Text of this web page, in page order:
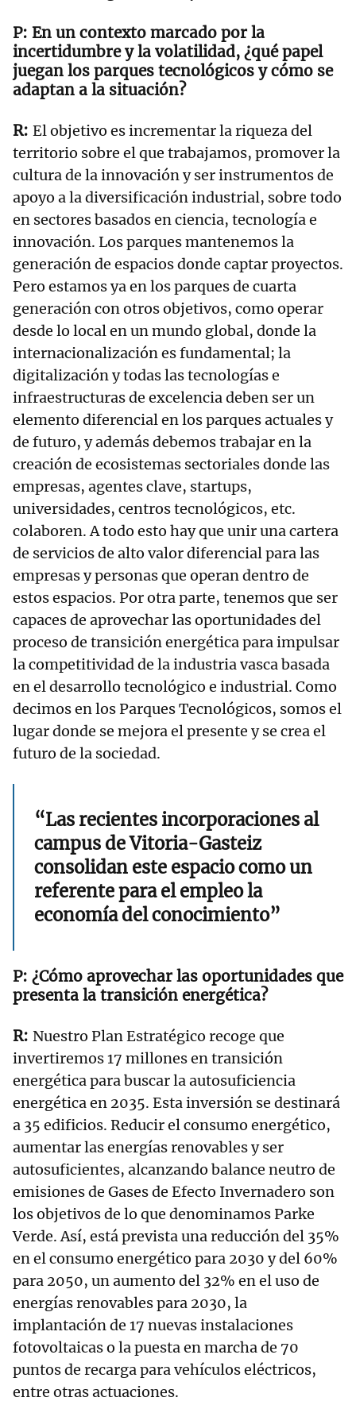
En un contexto marcado por la
incertidumbre y la volatilidad, ¿qué papel
juegan los parques tecnológicos y cómo se
adaptan a la situación?
El objetivo es incrementar la riqueza del
territorio sobre el que trabajamos, promover la
cultura de la innovación y ser instrumentos de
apoyo a la diversificación industrial, sobre todo
en sectores basados en ciencia, tecnología e
innovación. Los parques mantenemos la
generación de espacios donde captar proyectos.
Pero estamos ya en los parques de cuarta
generación con otros objetivos, como operar
desde lo local en un mundo global, donde la
internacionalización es fundamental; la
digitalización y todas las tecnologías e
infraestructuras de excelencia deben ser un
elemento diferencial en los parques actuales y
de futuro, y además debemos trabajar en la
creación de ecosistemas sectoriales donde las
empresas, agentes clave, startups,
universidades, centros tecnológicos, etc.
colaboren. A todo esto hay que unir una cartera
de servicios de alto valor diferencial para las
empresas y personas que operan dentro de
estos espacios. Por otra parte, tenemos que ser
capaces de aprovechar las oportunidades del
proceso de transición energética para impulsar
la competitividad de la industria vasca basada
en el desarrollo tecnológico e industrial. Como
decimos en los Parques Tecnológicos, somos el
lugar donde se mejora el presente y se crea el
futuro de la sociedad.
“Las recientes incorporaciones al
campus de Vitoria-Gasteiz
consolidan este espacio como un
referente para el empleo la
economía del conocimiento”
¿Cómo aprovechar las oportunidades que
presenta la transición energética?
Nuestro Plan Estratégico recoge que
invertiremos 17 millones en transición
energética para buscar la autosuficiencia
energética en 2035. Esta inversión se destinará
a 35 edificios. Reducir el consumo energético,
aumentar las energías renovables y ser
autosuficientes, alcanzando balance neutro de
emisiones de Gases de Efecto Invernadero son
los objetivos de lo que denominamos Parke
Verde. Así, está prevista una reducción del 35%
en el consumo energético para 2030 y del 60%
para 2050, un aumento del 32% en el uso de
energías renovables para 2030, la
implantación de 17 nuevas instalaciones
fotovoltaicas o la puesta en marcha de 70
puntos de recarga para vehículos eléctricos,
entre otras actuaciones.